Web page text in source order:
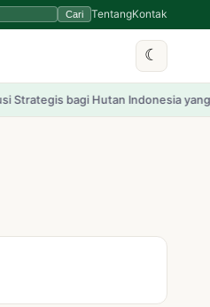
Cari TentangKontak
☾
yang TerdegradasiResmi Dirilis,